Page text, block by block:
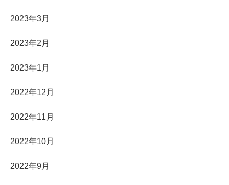
2023年3月
2023年2月
2023年1月
2022年12月
2022年11月
2022年10月
2022年9月